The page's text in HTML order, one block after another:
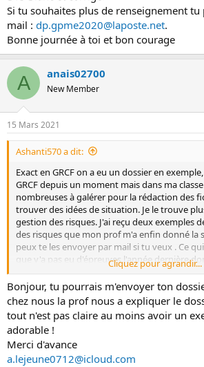
Si tu souhaites plus de renseignement tu
mail : dp.gpme2020@laposte.net.
Bonne journée à toi et bon courage
A anais02700
New Member
15 Mars 2021
Ashanti570 a dit:
Exact en GRCF on a eu un dossier en
GRCF depuis un moment mais dans ma
nombreuses à galérer pour la rédaction des
trouver des idées de situation. Je le trouve
gestion des risques. J'ai reçu deux exemples
des risques que mon prof m'a enfin donné la
peux te les envoyer par mail si tu veux . Ce
que y'a pas eu d'épreuves l'année dernière
se reposer, en terme de sujets et de notes du
mais on va y arriver. Comment se passe ton
notes ?
Cliquez pour agrandir...
Bonjour, tu pourrais m'envoyer ton
chez nous la prof nous a expliquer le
tout n'est pas claire au moins avoir un
adorable !
Merci d'avance
a.lejeune0712@icloud.com